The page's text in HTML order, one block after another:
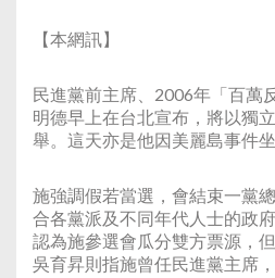
【本網訊】
民進黨前主席、2006年「百萬
明德早上在台北宣布，將以獨
舉。這天亦是他因美麗島事件
施強調假若當選，會結束一黨
合各黨派及不同年代人士的政
認為施參選會瓜分雙方票源，
吳育昇則指施曾任民進黨主席